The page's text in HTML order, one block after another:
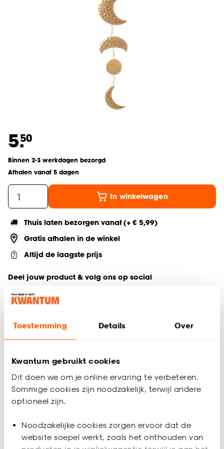
Toestemming Details Over
Kwantum gebruikt cookies
Dit doen we om je online ervaring te verbeteren.
Sommige cookies zijn noodzakelijk, terwijl andere
optioneel zijn.
Noodzakelijke cookies zorgen ervoor dat de
website soepel werkt, zoals het onthouden van
5.50
Binnen 2-3 werkdagen bezorgd
Afhalen vanaf 5 dagen
In winkelwagen
Thuis laten bezorgen vanaf (+ € 5,99)
Gratis afhalen in de winkel
Altijd de laagste prijs
Deel jouw product & volg ons op social
Productomschrijving
Creëer een magische sfeer in de kinderkamer met de Moon
betoverende wanddecoratie en brengen sfeer in elke ruimte.
Tover de kamer om tot een dromerige en gezellige
omgeving.
Productspecificaties
Artikelnummer 4311323